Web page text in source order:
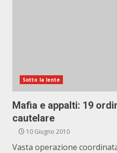
Sotto la lente
Mafia e appalti: 19
cautelare
10 Giugno 2010
Vasta operazione